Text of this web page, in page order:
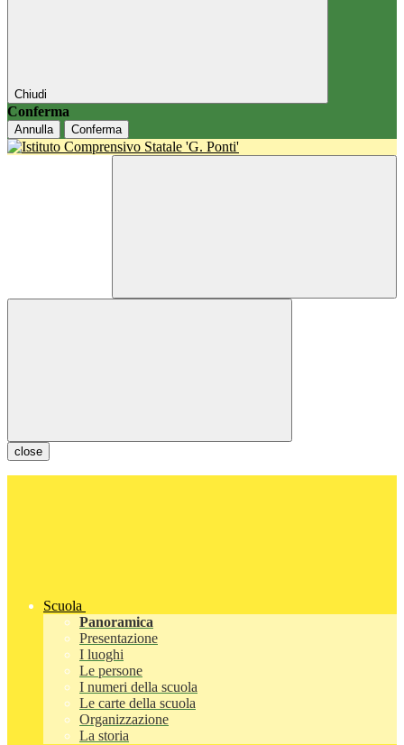
Chiudi
Conferma
Annulla Conferma
close
Scuola
Panoramica
Presentazione
I luoghi
Le persone
I numeri della scuola
Le carte della scuola
Organizzazione
La storia